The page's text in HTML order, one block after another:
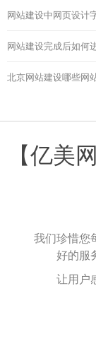
网站建设中网页设计
网站建设完成后如何
北京网站建设哪些网
【亿美
我们珍惜您
好的服
让用户